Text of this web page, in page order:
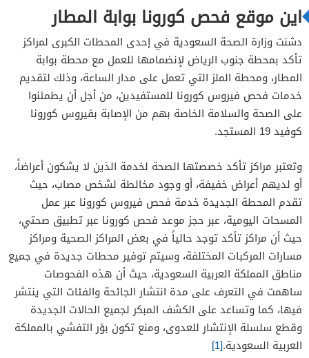
اين موقع فحص كورونا بوابة المطار
دشنت وزارة الصحة السعودية في إحدى المحطات الكبرى لمراكز
تأكد بمحطة جنوب الرياض لإنضمامها للعمل مع محطة بوابة
المطار، ومحطة الملز التي تعمل على مدار الساعة، وذلك لتقديم
خدمات فحص فيروس كورونا للمستفيدين، من أجل أن يطمئنوا
على الصحة والسلامة الخاصة بهم من الإصابة بفيروس كورونا
كوفيد 19 المستجد.
وتعتبر مراكز تأكد خصصتها الصحة لخدمة الذين لا يشكون أعراضاً،
أو لديهم أعراض خفيفة، أو وجود مخالطة لشخص مصاب، حيث
تقدم المحطة الجديدة خدمة فحص فيروس كورونا عبر عمل
المسحات اليومية، عبر حجز موعد فحص كورونا عبر تطبيق صحتي،
حيث أن مراكز تأكد توجد حالياً في بعض المراكز الصحية ومراكز
مسارات المركبات المختلفة، وسيتم توفير محطات جديدة في جميع
مناطق المملكة العربية السعودية، حيث أن هذه الفحوصات
ساهمت في التعرف على مدة انتشار الجائحة والفئات التي ينتشر
فيها، كما وتساعد على الكشف المبكر لجميع الحالات الجديدة
وقطع سلسلة الإنتشار للعدوى، ومنع تكون بؤر التفشي بالمملكة
العربية السعودية.[1]